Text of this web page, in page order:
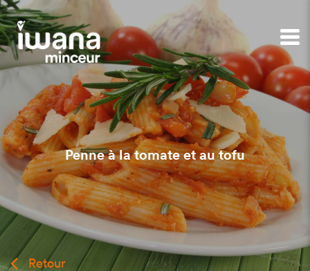
Penne à la tomate et au tofu
Retour